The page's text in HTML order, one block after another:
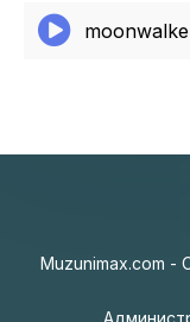
Muzunimax.com -